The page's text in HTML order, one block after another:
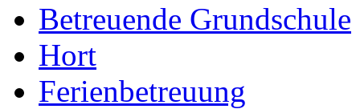
Betreuende Grundschule
Hort
Ferienbetreuung